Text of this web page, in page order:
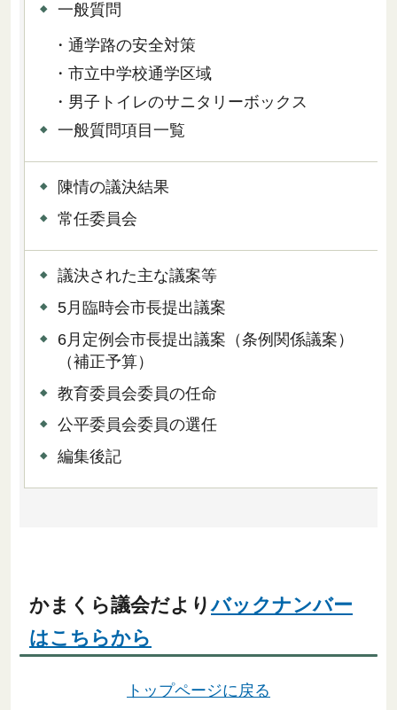
一般質問
・通学路の安全対策
・市立中学校通学区域
・男子トイレのサニタリーボックス
一般質問項目一覧
陳情の議決結果
常任委員会
議決された主な議案等
5月臨時会市長提出議案
6月定例会市長提出議案（条例関係議案）
（補正予算）
教育委員会委員の任命
公平委員会委員の選任
編集後記
かまくら議会だよりバックナンバー
はこちらから
トップページに戻る